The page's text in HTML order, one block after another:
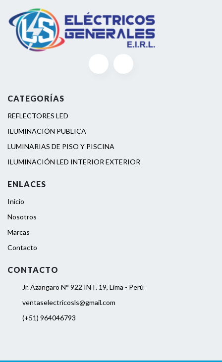
CATEGORÍAS
REFLECTORES LED
ILUMINACIÓN PUBLICA
LUMINARIAS DE PISO Y PISCINA
ILUMINACIÓN LED INTERIOR EXTERIOR
ENLACES
Inicio
Nosotros
Marcas
Contacto
CONTACTO
Jr. Azangaro N° 922 INT. 19, Lima - Perú
ventaselectricosls@gmail.com
(+51) 964046793